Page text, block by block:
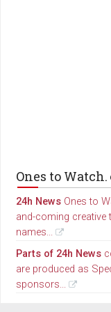
Ones to Watch.
24h NewsOnes to
and-coming creative
names...
Parts of 24h News
are produced as
sponsors...